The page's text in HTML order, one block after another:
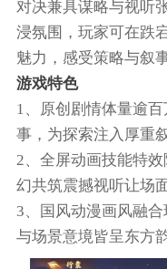
对决兼具谋略与视听
浸氛围，玩家可在跌
魅力，感受策略与叙
游戏特色
1、原创剧情体量逾
事，为探索注入厚重
2、全屏动画技能特
幻共筑震撼视听让场
3、国风动漫画风融
与场景意境皆呈东方